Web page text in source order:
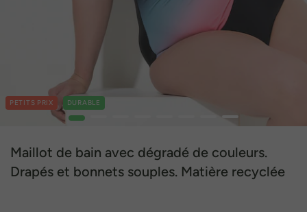
PETITS PRIX DURABLE
1 8
Maillot de bain avec dégradé de couleurs.
Drapés et bonnets souples. Matière recyclée